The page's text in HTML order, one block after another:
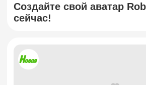
Создайте свой аватар
сейчас!